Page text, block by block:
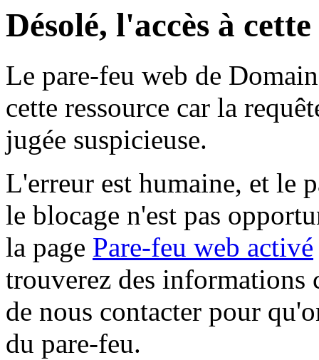
Désolé, l'accès à
Le pare-feu web de
cette ressource car la
jugée suspicieuse.
L'erreur est humaine, et le
le blocage n'est pas
la page Pare-feu web activé
trouverez des informations
de nous contacter pour
du pare-feu.